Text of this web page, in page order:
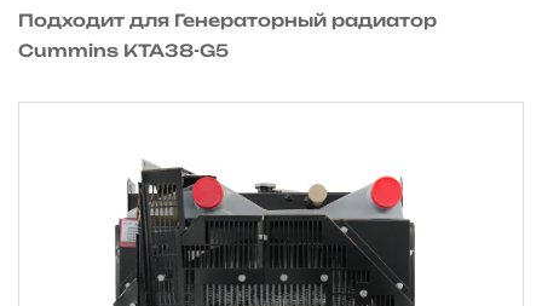
Подходит для Генераторный радиатор
Cummins KTA38-G5